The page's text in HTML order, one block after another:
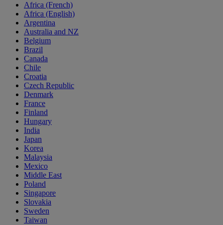
Africa (French)
Africa (English)
Argentina
Australia and NZ
Belgium
Brazil
Canada
Chile
Croatia
Czech Republic
Denmark
France
Finland
Hungary
India
Japan
Korea
Malaysia
Mexico
Middle East
Poland
Singapore
Slovakia
Sweden
Taiwan